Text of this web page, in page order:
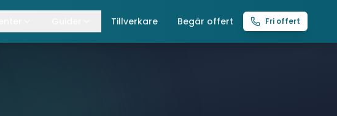
Tillverkare Begär offert Fri offert